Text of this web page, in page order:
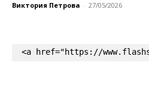
Виктория Петрова - 27/05/2026
<a href="https://